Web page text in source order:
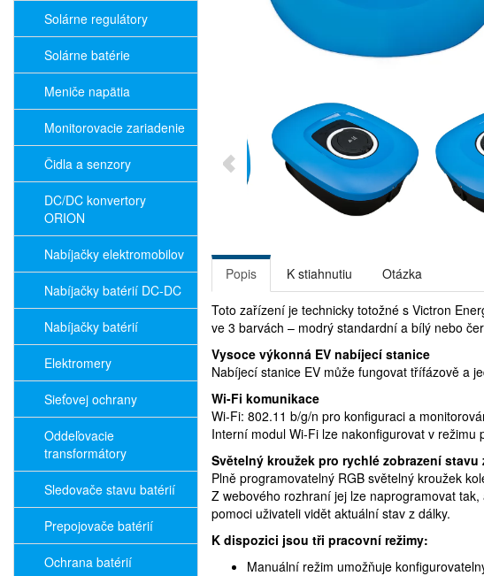
Solárne regulátory
Solárne batérie
Meniče napätia
Monitorovacie zariadenie
Čidla a senzory
DC/DC konvertory
ORION
Nabíjačky elektromobilov
Nabíjačky batérií DC-DC
Nabíjačky batérií
Elektromery
Sieťovej ochrany
Oddeľovacie
transformátory
Sledovače stavu batérií
Prepojovače batérií
Ochrana batérií
Popis K stiahnutiu Otázka
Toto zařízení je technicky totožné s Victron
ve 3 barvách – modrý standardní a bílý nebo
Vysoce výkonná EV nabíjecí stanice
Nabíjecí stanice EV může fungovat třífázově a
Wi-Fi komunikace
Wi-Fi: 802.11 b/g/n pro konfiguraci a
Interní modul Wi-Fi lze nakonfigurovat v
Světelný kroužek pro rychlé zobrazení stavu
Plně programovatelný RGB světelný kroužek
Z webového rozhraní jej lze naprogramovat
pomoci uživateli vidět aktuální stav z dálky.
K dispozici jsou tři pracovní režimy:
Manuální režim umožňuje